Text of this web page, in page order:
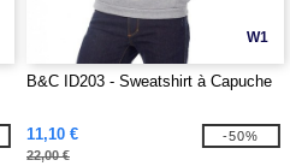
W1
B&C ID203 - Sweatshirt à Capuche
11,10 €
22,00 €
-50%